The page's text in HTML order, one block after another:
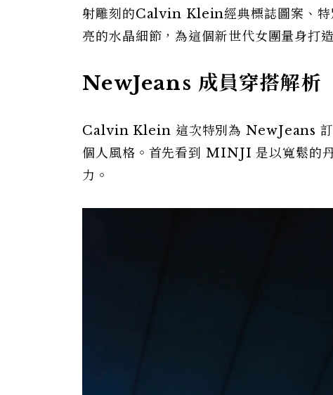
射雕刻的Calvin Klein經典標誌圖案、
亮的水晶細節，為這個新世代女團量身打
NewJeans 成員穿搭解析
Calvin Klein 這次特別為 NewJeans 訂
個人風格。首先看到 MINJI 是以寬鬆的
力。